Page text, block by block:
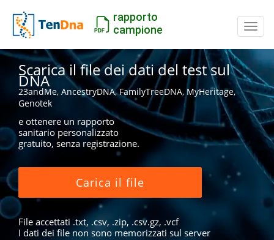
rapporto
campione
Scarica il file dei dati del test sul
DNA
23andMe, AncestryDNA, FamilyTreeDNA, MyHeritage,
Genotek
e ottenere un rapporto
sanitario personalizzato
gratuito, senza registrazione.
Carica il file
File accettati .txt, .csv, .zip, .csv.gz, .vcf
I dati dei file non sono memorizzati sul server